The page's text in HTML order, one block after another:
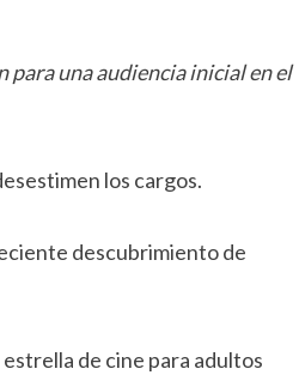
para una audiencia inicial en el
los cargos.
descubrimiento de
de cine para adultos